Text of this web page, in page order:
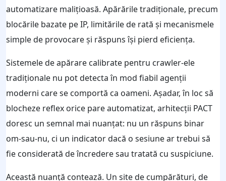
automatizare malițioasă. Apărările tradiționale, precum
blocările bazate pe IP, limitările de rată și mecanismele
simple de provocare și răspuns își pierd eficiența.
Sistemele de apărare calibrate pentru crawler-ele
tradiționale nu pot detecta în mod fiabil agenții
moderni care se comportă ca oameni. Așadar, în loc să
blocheze reflex orice pare automatizat, arhitecții PACT
doresc un semnal mai nuanțat: nu un răspuns binar
om-sau-nu, ci un indicator dacă o sesiune ar trebui să
fie considerată de încredere sau tratată cu suspiciune.
Această nuanță contează. Un site de cumpărături, de